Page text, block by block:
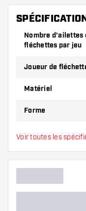
Essayez une
épaisseur
la variante qui
Nombre d'ailettes de
fléchettes par jeu
Joueur de
Matériel
Forme
Type
Flexibilité
Voir toutes les